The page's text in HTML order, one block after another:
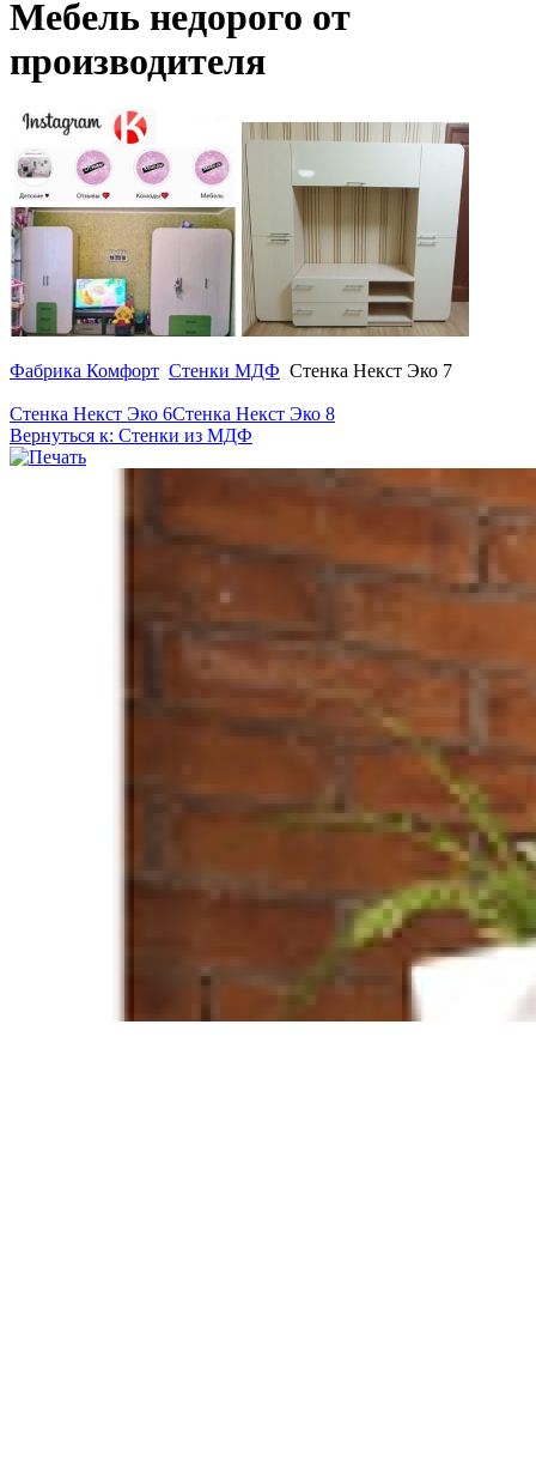
Мебель недорого от
производителя
Фабрика Комфорт Стенки МДФ Стенка Некст Эко 7
Стенка Некст Эко 6Стенка Некст Эко 8
Вернуться к: Стенки из МДФ